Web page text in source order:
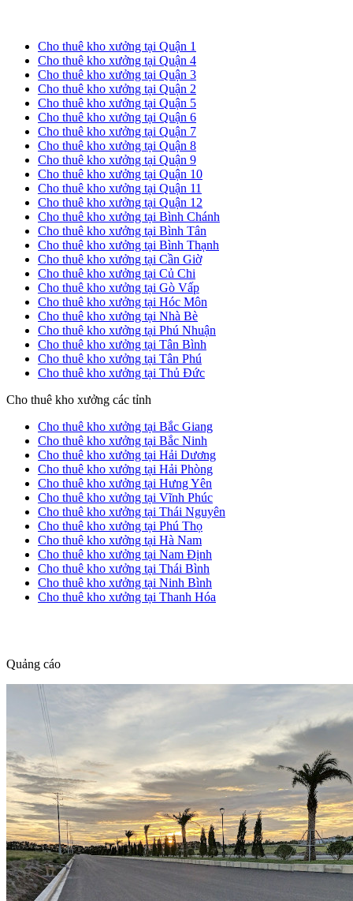
Cho thuê kho xưởng tại Quận 1
Cho thuê kho xưởng tại Quận 4
Cho thuê kho xưởng tại Quận 3
Cho thuê kho xưởng tại Quận 2
Cho thuê kho xưởng tại Quận 5
Cho thuê kho xưởng tại Quận 6
Cho thuê kho xưởng tại Quận 7
Cho thuê kho xưởng tại Quận 8
Cho thuê kho xưởng tại Quận 9
Cho thuê kho xưởng tại Quận 10
Cho thuê kho xưởng tại Quận 11
Cho thuê kho xưởng tại Quận 12
Cho thuê kho xưởng tại Bình Chánh
Cho thuê kho xưởng tại Bình Tân
Cho thuê kho xưởng tại Bình Thạnh
Cho thuê kho xưởng tại Cần Giờ
Cho thuê kho xưởng tại Củ Chi
Cho thuê kho xưởng tại Gò Vấp
Cho thuê kho xưởng tại Hóc Môn
Cho thuê kho xưởng tại Nhà Bè
Cho thuê kho xưởng tại Phú Nhuận
Cho thuê kho xưởng tại Tân Bình
Cho thuê kho xưởng tại Tân Phú
Cho thuê kho xưởng tại Thủ Đức
Cho thuê kho xưởng các tỉnh
Cho thuê kho xưởng tại Bắc Giang
Cho thuê kho xưởng tại Bắc Ninh
Cho thuê kho xưởng tại Hải Dương
Cho thuê kho xưởng tại Hải Phòng
Cho thuê kho xưởng tại Hưng Yên
Cho thuê kho xưởng tại Vĩnh Phúc
Cho thuê kho xưởng tại Thái Nguyên
Cho thuê kho xưởng tại Phú Thọ
Cho thuê kho xưởng tại Hà Nam
Cho thuê kho xưởng tại Nam Định
Cho thuê kho xưởng tại Thái Bình
Cho thuê kho xưởng tại Ninh Bình
Cho thuê kho xưởng tại Thanh Hóa
Quảng cáo